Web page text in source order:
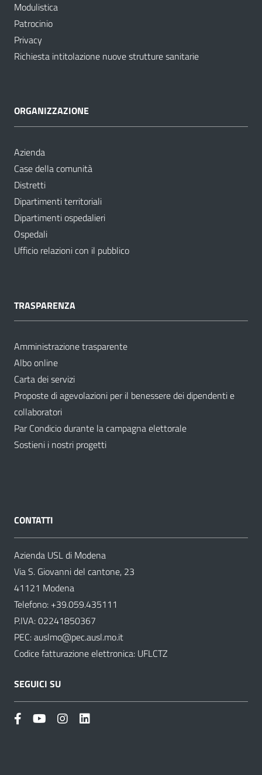
Modulistica
Patrocinio
Privacy
Richiesta intitolazione nuove strutture sanitarie
ORGANIZZAZIONE
Azienda
Case della comunità
Distretti
Dipartimenti territoriali
Dipartimenti ospedalieri
Ospedali
Ufficio relazioni con il pubblico
TRASPARENZA
Amministrazione trasparente
Albo online
Carta dei servizi
Proposte di agevolazioni per il benessere dei dipendenti e
collaboratori
Par Condicio durante la campagna elettorale
Sostieni i nostri progetti
CONTATTI
Azienda USL di Modena
Via S. Giovanni del cantone, 23
41121 Modena
Telefono: +39.059.435111
P.IVA: 02241850367
PEC:auslmo@pec.ausl.mo.it
Codice fatturazione elettronica: UFLCTZ
SEGUICI SU